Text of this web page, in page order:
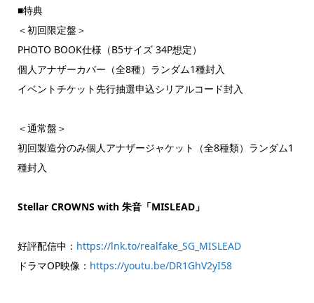
■特典
＜初回限定盤＞
PHOTO BOOK仕様（B5サイズ 34P想定）
個人アナザーカバー（全8種）ランダム1種封入
イベントチケット先行抽選申込シリアルコード封入
＜通常盤＞
初回製造分のみ個人アナザージャケット（全8種類）ランダム1
種封入
Stellar CROWNS with 朱音「MISLEAD」
好評配信中： https://lnk.to/realfake_SG_MISLEAD
ドラマOP映像： https://youtu.be/DR1GhV2yI58